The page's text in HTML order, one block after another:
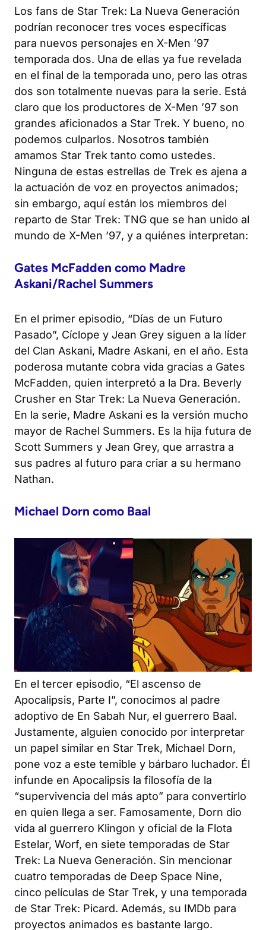
Los fans de Star Trek: La Nueva Generación
podrían reconocer tres voces específicas
para nuevos personajes en X-Men ’97
temporada dos. Una de ellas ya fue revelada
en el final de la temporada uno, pero las otras
dos son totalmente nuevas para la serie. Está
claro que los productores de X-Men ’97 son
grandes aficionados a Star Trek. Y bueno, no
podemos culparlos. Nosotros también
amamos Star Trek tanto como ustedes.
Ninguna de estas estrellas de Trek es ajena a
la actuación de voz en proyectos animados;
sin embargo, aquí están los miembros del
reparto de Star Trek: TNG que se han unido al
mundo de X-Men ’97, y a quiénes interpretan:
Gates McFadden como Madre
Askani/Rachel Summers
En el primer episodio, “Días de un Futuro
Pasado”, Cíclope y Jean Grey siguen a la líder
del Clan Askani, Madre Askani, en el año. Esta
poderosa mutante cobra vida gracias a Gates
McFadden, quien interpretó a la Dra. Beverly
Crusher en Star Trek: La Nueva Generación.
En la serie, Madre Askani es la versión mucho
mayor de Rachel Summers. Es la hija futura de
Scott Summers y Jean Grey, que arrastra a
sus padres al futuro para criar a su hermano
Nathan.
Michael Dorn como Baal
En el tercer episodio, “El ascenso de
Apocalipsis, Parte I”, conocimos al padre
adoptivo de En Sabah Nur, el guerrero Baal.
Justamente, alguien conocido por interpretar
un papel similar en Star Trek, Michael Dorn,
pone voz a este temible y bárbaro luchador. Él
infunde en Apocalipsis la filosofía de la
“supervivencia del más apto” para convertirlo
en quien llega a ser. Famosamente, Dorn dio
vida al guerrero Klingon y oficial de la Flota
Estelar, Worf, en siete temporadas de Star
Trek: La Nueva Generación. Sin mencionar
cuatro temporadas de Deep Space Nine,
cinco películas de Star Trek, y una temporada
de Star Trek: Picard. Además, su IMDb para
proyectos animados es bastante largo.